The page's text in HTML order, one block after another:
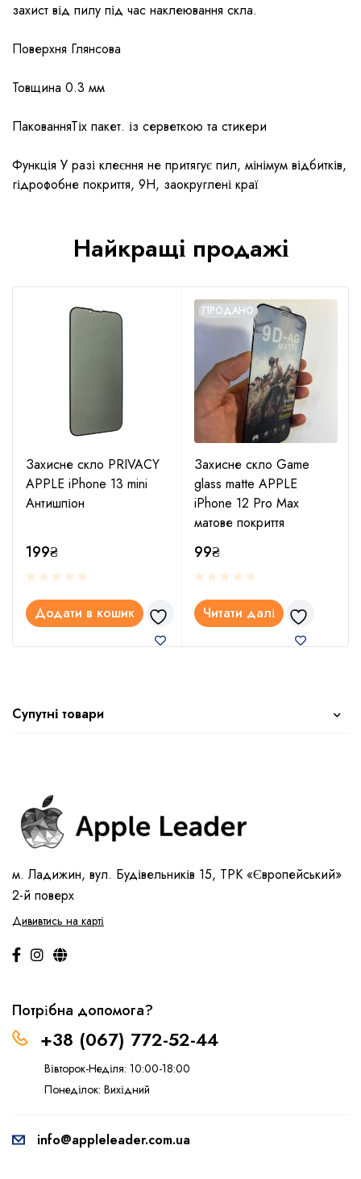
захист від пилу під час наклеювання скла.
Поверхня Глянсова
Товщина 0.3 мм
ПакованняТіх пакет. із серветкою та стикери
Функція У разі клеєння не притягує пил, мінімум відбитків,
гідрофобне покриття, 9H, заокруглені краї
Найкращі продажі
Захисне скло PRIVACY
APPLE iPhone 13 mini
Антишпіон
199₴
Додати в кошик
ПРОДАНО
Захисне скло Game
glass matte APPLE
iPhone 12 Pro Max
матове покриття
99₴
Читати далі
Супутні товари
м. Ладижин, вул. Будівельників 15, ТРК «Європейський»
2-й поверх
Дививтись на карті
Потрібна допомога?
+38 (067) 772-52-44
Вівторок-Неділя: 10:00-18:00
Понеділок: Вихідний
info@appleleader.com.ua